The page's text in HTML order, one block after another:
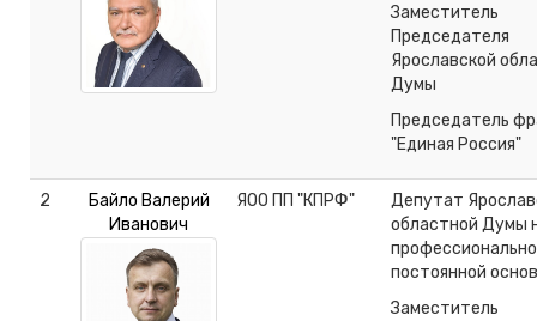
Заместитель
Председателя
Ярославской
Думы
Председатель
"Единая Россия"
2
Байло Валерий
Иванович
ЯОО ПП "КПРФ"
Депутат
областной Думы
постоянной
Заместитель